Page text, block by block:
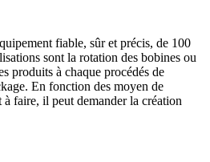
fiable, sûr et précis, de 100
sont la rotation des bobines ou
produits à chaque procédés de
En fonction des moyen de
à faire, il peut demander la création